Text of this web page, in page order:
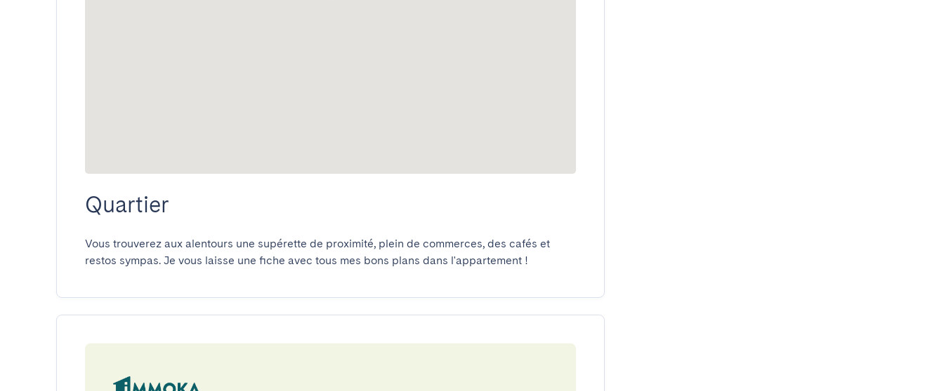
Quartier
Vous trouverez aux alentours une supérette de proximité, plein de commerces, des cafés et
restos sympas. Je vous laisse une fiche avec tous mes bons plans dans l'appartement !